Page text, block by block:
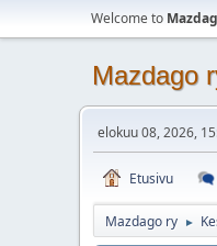
Welcome to
Mazdago
elokuu 08, 2026,
Etusivu
Mazdago ry ►